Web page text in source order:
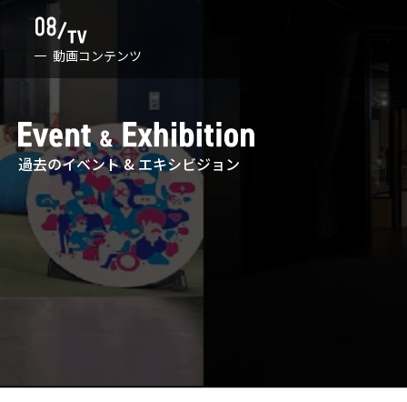
動画コンテンツ
過去のイベント & エキシビジョン